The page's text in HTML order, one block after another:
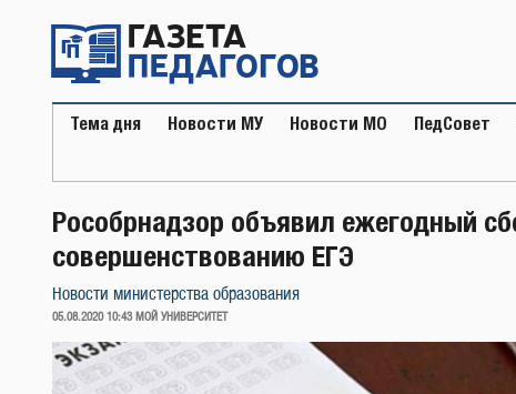
содержимому
Тема дня Новости МУ Новости МО ПедСовет
Рособрнадзор объявил ежегодный
совершенствованию ЕГЭ
Новости министерства образования
ОПУБЛИКОВАНО
05.08.2020 10:43 МОЙ УНИВЕРСИТЕТ